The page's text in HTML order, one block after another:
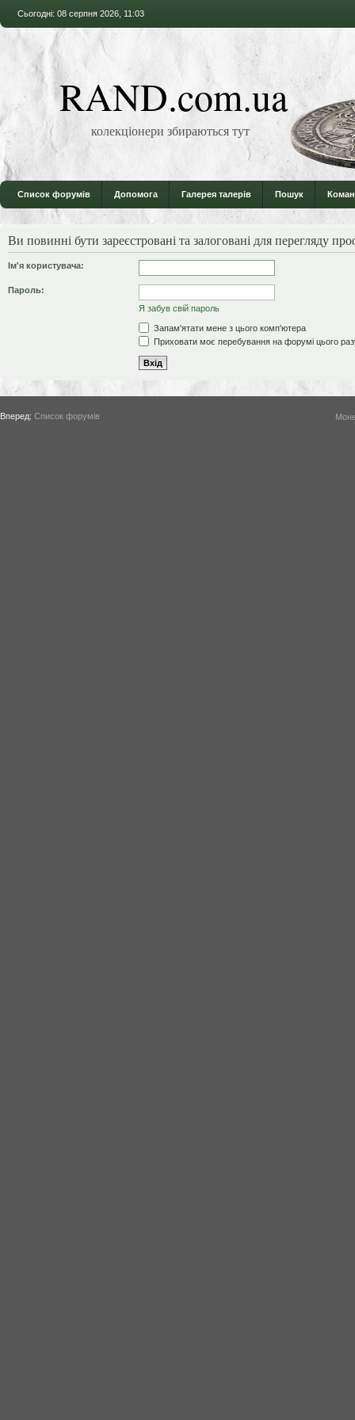
Сьогодні: 08 серпня 2026, 11:03
RAND.com.ua
колекціонери збираються тут
Список форумів Допомога Галерея талерів Пошук
Ви повинні бути зареєстровані та залоговані для перегляду
Ім'я користувача:
Пароль:
Я забув свій пароль
Запам'ятати мене з цього комп'ютера
Приховати моє перебування на форумі цього
Вперед: Список форумів